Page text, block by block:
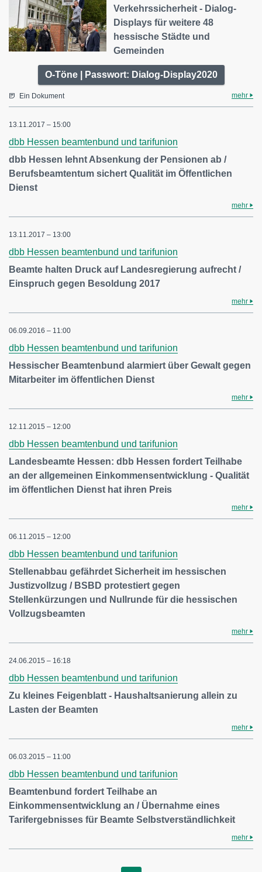
Verkehrssicherheit - Dialog-
Displays für weitere 48
hessische Städte und
Gemeinden
O-Töne | Passwort: Dialog-Display2020
Ein Dokument mehr
13.11.2017 – 15:00
dbb Hessen beamtenbund und tarifunion
dbb Hessen lehnt Absenkung der Pensionen ab /
Berufsbeamtentum sichert Qualität im Öffentlichen
Dienst
mehr
13.11.2017 – 13:00
dbb Hessen beamtenbund und tarifunion
Beamte halten Druck auf Landesregierung aufrecht /
Einspruch gegen Besoldung 2017
mehr
06.09.2016 – 11:00
dbb Hessen beamtenbund und tarifunion
Hessischer Beamtenbund alarmiert über Gewalt gegen
Mitarbeiter im öffentlichen Dienst
mehr
12.11.2015 – 12:00
dbb Hessen beamtenbund und tarifunion
Landesbeamte Hessen: dbb Hessen fordert Teilhabe
an der allgemeinen Einkommensentwicklung - Qualität
im öffentlichen Dienst hat ihren Preis
mehr
06.11.2015 – 12:00
dbb Hessen beamtenbund und tarifunion
Stellenabbau gefährdet Sicherheit im hessischen
Justizvollzug / BSBD protestiert gegen
Stellenkürzungen und Nullrunde für die hessischen
Vollzugsbeamten
mehr
24.06.2015 – 16:18
dbb Hessen beamtenbund und tarifunion
Zu kleines Feigenblatt - Haushaltsanierung allein zu
Lasten der Beamten
mehr
06.03.2015 – 11:00
dbb Hessen beamtenbund und tarifunion
Beamtenbund fordert Teilhabe an
Einkommensentwicklung an / Übernahme eines
Tarifergebnisses für Beamte Selbstverständlichkeit
mehr